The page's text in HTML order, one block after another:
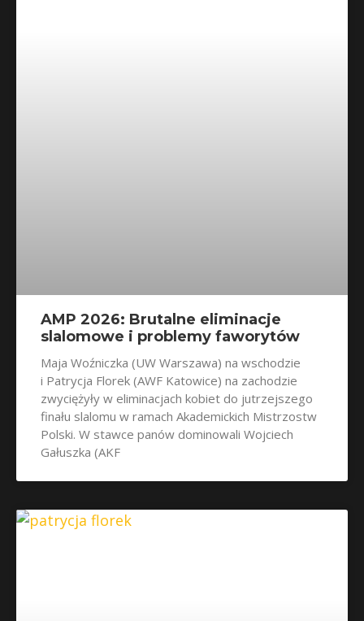
AMP 2026: Brutalne eliminacje
slalomowe i problemy faworytów
Maja Woźniczka (UW Warszawa) na wschodzie
i Patrycja Florek (AWF Katowice) na zachodzie
zwyciężyły w eliminacjach kobiet do jutrzejszego
finału slalomu w ramach Akademickich Mistrzostw
Polski. W stawce panów dominowali Wojciech
Gałuszka (AKF